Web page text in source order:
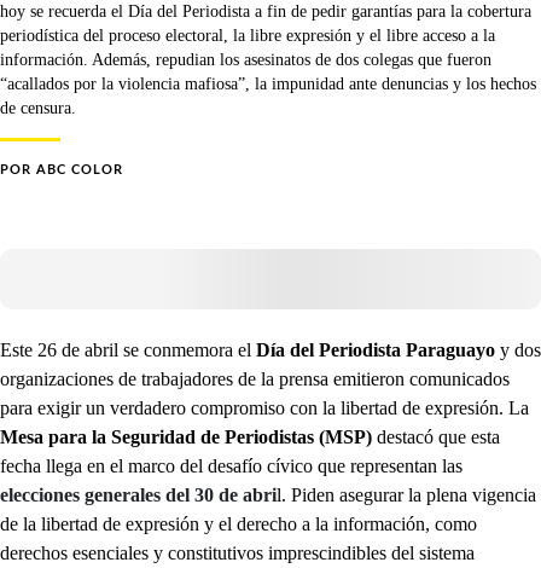
hoy se recuerda el Día del Periodista a fin de pedir garantías para la cobertura
periodística del proceso electoral, la libre expresión y el libre acceso a la
información. Además, repudian los asesinatos de dos colegas que fueron
“acallados por la violencia mafiosa”, la impunidad ante denuncias y los hechos
de censura.
POR ABC COLOR
Este 26 de abril se conmemora el Día del Periodista Paraguayo y dos
organizaciones de trabajadores de la prensa emitieron comunicados
para exigir un verdadero compromiso con la libertad de expresión. La
Mesa para la Seguridad de Periodistas (MSP) destacó que esta
fecha llega en el marco del desafío cívico que representan las
elecciones generales del 30 de abril. Piden asegurar la plena vigencia
de la libertad de expresión y el derecho a la información, como
derechos esenciales y constitutivos imprescindibles del sistema